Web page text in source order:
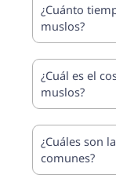
¿Cuánto
muslos?
¿Cuál es el
muslos?
¿Cuáles son
comunes?